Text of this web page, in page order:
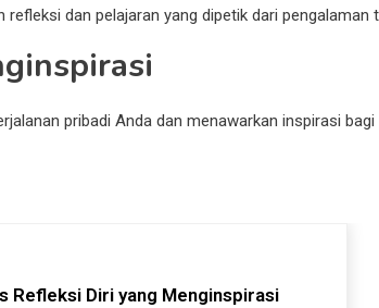
dan pelajaran yang dipetik dari
pribadi Anda dan menawarkan inspirasi
Refleksi Diri yang Menginspirasi